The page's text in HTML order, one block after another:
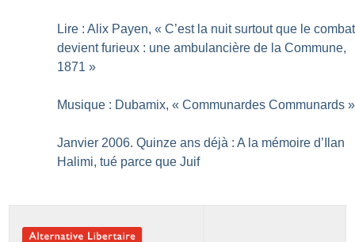
Lire : Alix Payen, « C’est la nuit surtout que le combat
devient furieux : une ambulancière de la Commune,
1871 »
Musique : Dubamix, « Communardes Communards »
Janvier 2006. Quinze ans déjà : A la mémoire d’Ilan
Halimi, tué parce que Juif